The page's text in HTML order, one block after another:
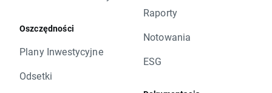
Oszczędności
Plany Inwestycyjne
Odsetki
Raporty
Notowania
ESG